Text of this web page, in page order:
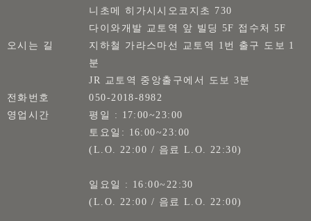
니초메 히가시시오코지초 730
다이와개발 교토역 앞 빌딩 5F 접수처 5F
오시는 길
지하철 가라스마선 교토역 1번 출구 도보 1
분
JR 교토역 중앙출구에서 도보 3분
전화번호
050-2018-8982
영업시간
평일 : 17:00~23:00
토요일: 16:00~23:00
(L.O. 22:00 / 음료 L.O. 22:30)
일요일 : 16:00~22:30
(L.O. 22:00 / 음료 L.O. 22:00)